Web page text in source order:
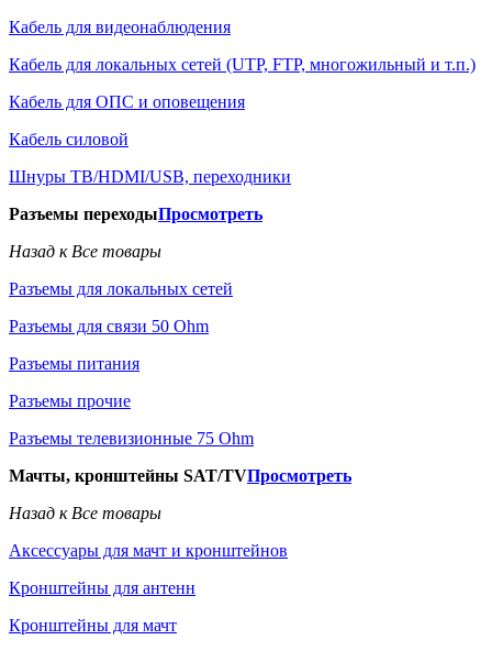
Кабель для видеонаблюдения
Кабель для локальных сетей (UTP, FTP, многожильный и т.п.)
Кабель для ОПС и оповещения
Кабель силовой
Шнуры ТВ/HDMI/USB, переходники
Разъемы переходыПросмотреть
Назад к Все товары
Разъемы для локальных сетей
Разъемы для связи 50 Ohm
Разъемы питания
Разъемы прочие
Разъемы телевизионные 75 Ohm
Мачты, кронштейны SAT/TVПросмотреть
Назад к Все товары
Аксессуары для мачт и кронштейнов
Кронштейны для антенн
Кронштейны для мачт